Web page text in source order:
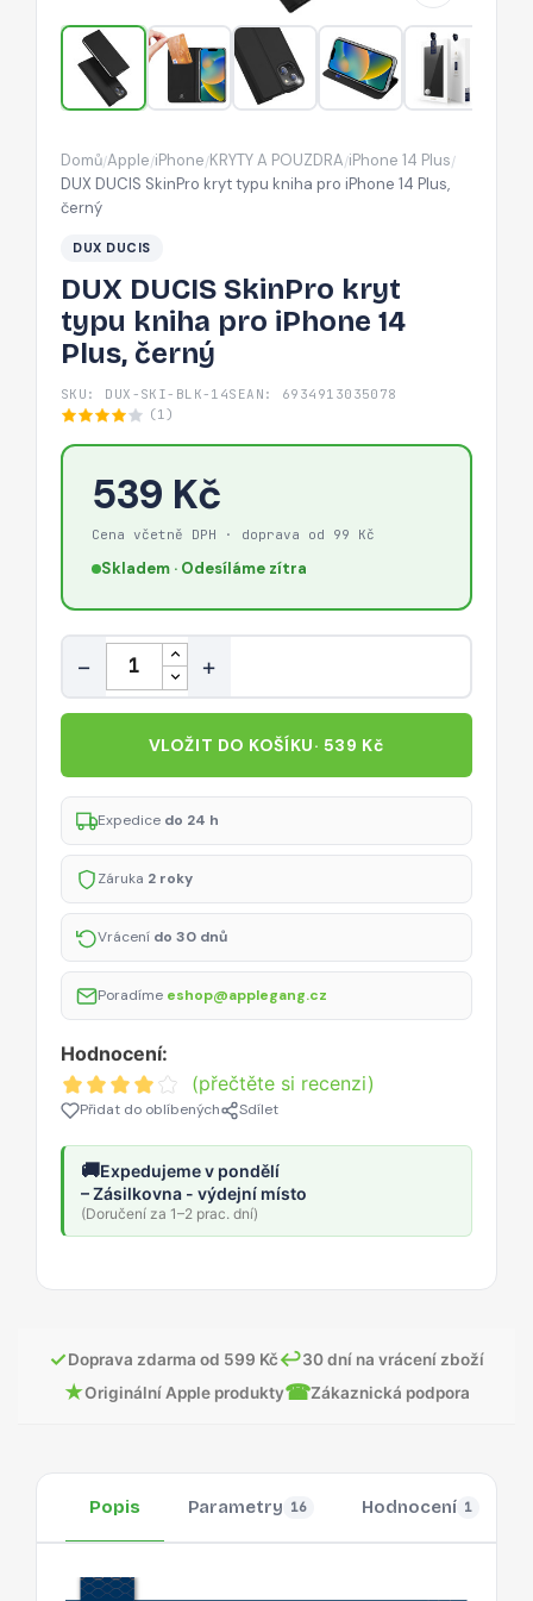
pro
iPhone
14
Plus,
Domů/Apple/iPhone/KRYTY A POUZDRA/iPhone 14 Plus/
DUX DUCIS SkinPro kryt typu kniha pro iPhone 14 Plus,
černý
DUX DUCIS
DUX DUCIS SkinPro kryt
typu kniha pro iPhone 14
Plus, černý
SKU: DUX-SKI-BLK-14S EAN: 6934913035078
(1)
539 Kč
Cena včetně DPH · doprava od 99 Kč
Skladem · Odesíláme zítra
Množství
− +
VLOŽIT DO KOŠÍKU· 539 Kč
Expedice do 24 h
Záruka 2 roky
Vrácení do 30 dnů
Poradíme eshop@applegang.cz
Hodnocení:
(přečtěte si recenzi)
Přidat do oblíbených Sdílet
🚚Expedujeme v pondělí
– Zásilkovna - výdejní místo
(Doručení za 1–2 prac. dní)
✓Doprava zdarma od 599 Kč↩30 dní na vrácení zboží
★Originální Apple produkty☎Zákaznická podpora
Popis Parametry 16 Hodnocení 1